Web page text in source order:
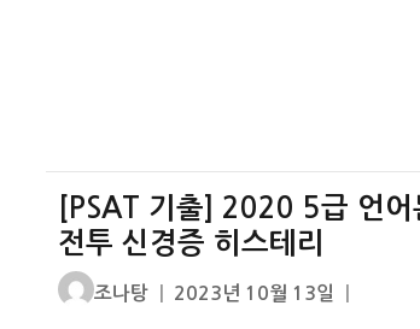
[PSAT 기출] 2020 5급 언
전투 신경증 히스테리
글
조나탕
작
2023년 10월 13일